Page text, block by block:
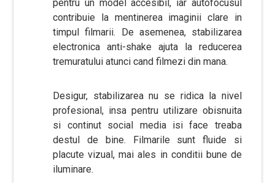
pentru un model accesibil, iar autofocusul
contribuie la mentinerea imaginii clare in
timpul filmarii. De asemenea, stabilizarea
electronica anti-shake ajuta la reducerea
tremuratului atunci cand filmezi din mana.
Desigur, stabilizarea nu se ridica la nivel
profesional, insa pentru utilizare obisnuita
si continut social media isi face treaba
destul de bine. Filmarile sunt fluide si
placute vizual, mai ales in conditii bune de
iluminare.